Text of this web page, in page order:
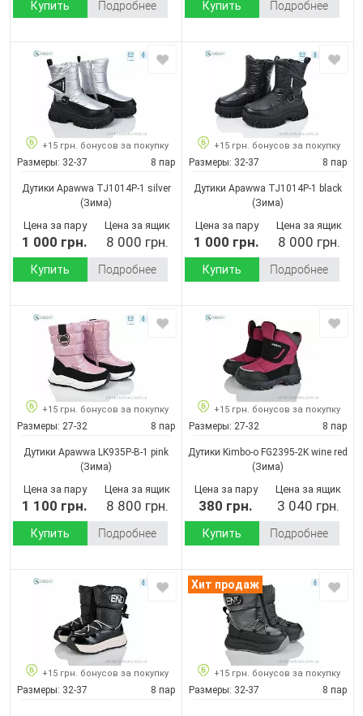
Купить Подробнее Купить Подробнее
+15 грн. бонусов за покупку
Размеры: 32-37 8 пар
Дутики Apawwa TJ1014P-1 silver
(Зима)
Цена за пару
1 000 грн.
Цена за ящик
8 000 грн.
Купить Подробнее
+15 грн. бонусов за покупку
Размеры: 32-37 8 пар
Дутики Apawwa TJ1014P-1 black
(Зима)
Цена за пару
1 000 грн.
Цена за ящик
8 000 грн.
Купить Подробнее
+15 грн. бонусов за покупку
Размеры: 27-32 8 пар
Дутики Apawwa LK935P-B-1 pink
(Зима)
Цена за пару
1 100 грн.
Цена за ящик
8 800 грн.
Купить Подробнее
+15 грн. бонусов за покупку
Размеры: 27-32 8 пар
Дутики Kimbo-o FG2395-2K wine red
(Зима)
Цена за пару
380 грн.
Цена за ящик
3 040 грн.
Купить Подробнее
+15 грн. бонусов за покупку
Размеры: 32-37 8 пар
Хит продаж
+15 грн. бонусов за покупку
Размеры: 32-37 8 пар